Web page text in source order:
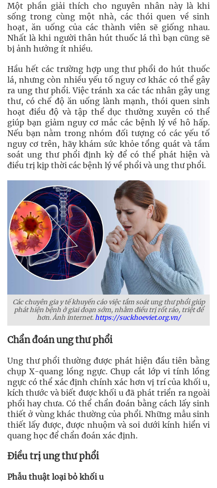
Một phần giải thích cho nguyên nhân này là khi
sống trong cùng một nhà, các thói quen về sinh
hoạt, ăn uống của các thành viên sẽ giống nhau.
Nhất là khi người thân hút thuốc lá thì bạn cũng sẽ
bị ảnh hưởng ít nhiều.
Hầu hết các trường hợp ung thư phổi do hút thuốc
lá, nhưng còn nhiều yếu tố nguy cơ khác có thể gây
ra ung thư phổi. Việc tránh xa các tác nhân gây ung
thư, có chế độ ăn uống lành mạnh, thói quen sinh
hoạt điều độ và tập thể dục thường xuyên có thể
giúp bạn giảm nguy cơ mắc các bệnh lý về hô hấp.
Nếu bạn nằm trong nhóm đối tượng có các yếu tố
nguy cơ trên, hãy khám sức khỏe tổng quát và tầm
soát ung thư phổi định kỳ để có thể phát hiện và
điều trị kịp thời các bệnh lý về phổi và ung thư phổi.
Các chuyên gia y tế khuyến cáo việc tầm soát ung thư phổi giúp
phát hiện bệnh ở giai đoạn sớm, nhằm điều trị rốt ráo, triệt để
hơn. Ảnh internet.https://suckhoeviet.org.vn/
Chẩn đoán ung thư phổi
Ung thư phổi thường được phát hiện đầu tiên bằng
chụp X-quang lồng ngực. Chụp cắt lớp vi tính lồng
ngực có thể xác định chính xác hơn vị trí của khối u,
kích thước và biết được khối u đã phát triển ra ngoài
phổi hay chưa. Có thể chẩn đoán bằng cách lấy sinh
thiết ở vùng khác thường của phổi. Những mẫu sinh
thiết lấy được, được nhuộm và soi dưới kính hiển vi
quang học để chẩn đoán xác định.
Điều trị ung thư phổi
Phẫu thuật loại bỏ khối u